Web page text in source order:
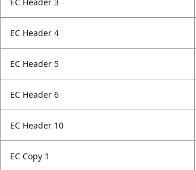
EC Header 4
EC Header 5
EC Header 6
EC Header 10
EC Copy 1